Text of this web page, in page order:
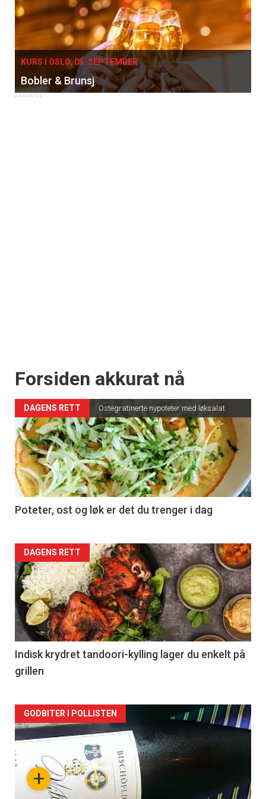
KURS I OSLO, 05. SEPTEMBER
Bobler & Brunsj
Forsiden akkurat nå
DAGENS RETT Ostegratinerte nypoteter med løksalat
Poteter, ost og løk er det du trenger i dag
Forsiden
akkurat
nå
-
2
DAGENS RETT
Indisk krydret tandoori-kylling lager du enkelt på
grillen
Forsiden
akkurat
nå+
GODBITER I POLLISTEN